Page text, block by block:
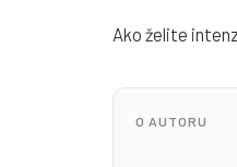
Ako želite
O AUTORU